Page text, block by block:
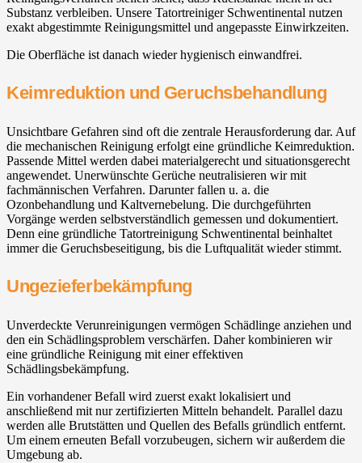
Substanz verbleiben. Unsere Tatortreiniger Schwentinental nutzen
exakt abgestimmte Reinigungsmittel und angepasste Einwirkzeiten.
Die Oberfläche ist danach wieder hygienisch einwandfrei.
Keimreduktion und Geruchsbehandlung
Unsichtbare Gefahren sind oft die zentrale Herausforderung dar. Auf
die mechanischen Reinigung erfolgt eine gründliche Keimreduktion.
Passende Mittel werden dabei materialgerecht und situationsgerecht
angewendet. Unerwünschte Gerüche neutralisieren wir mit
fachmännischen Verfahren. Darunter fallen u. a. die
Ozonbehandlung und Kaltvernebelung. Die durchgeführten
Vorgänge werden selbstverständlich gemessen und dokumentiert.
Denn eine gründliche Tatortreinigung Schwentinental beinhaltet
immer die Geruchsbeseitigung, bis die Luftqualität wieder stimmt.
Ungezieferbekämpfung
Unverdeckte Verunreinigungen vermögen Schädlinge anziehen und
den ein Schädlingsproblem verschärfen. Daher kombinieren wir
eine gründliche Reinigung mit einer effektiven
Schädlingsbekämpfung.
Ein vorhandener Befall wird zuerst exakt lokalisiert und
anschließend mit nur zertifizierten Mitteln behandelt. Parallel dazu
werden alle Brutstätten und Quellen des Befalls gründlich entfernt.
Um einem erneuten Befall vorzubeugen, sichern wir außerdem die
Umgebung ab.